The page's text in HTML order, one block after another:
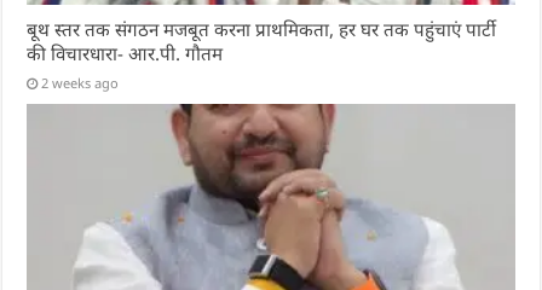
बूथ स्तर तक संगठन मजबूत करना प्राथमिकता, हर घर तक पहुंचाएं पार्टी
की विचारधारा- आर.पी. गौतम
2 weeks ago